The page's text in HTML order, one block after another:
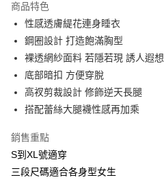
合作金庫商業銀行
華南商業銀行
上海商業儲蓄銀行
國泰世華商業銀行
臺灣中小企業銀行
匯豐（台灣）商業銀行
聯邦商業銀行
元大商業銀行
台新國際商業銀行
台灣樂天信用卡公司
超商取貨付款
LINE Pay
Apple Pay
街口支付
AFTEE先享後付
相關說明
【關於「AFTEE先享後付」】
商品特色
性感透膚緹花連身睡衣
鋼圈設計 打造飽滿胸型
裸透網紗面料 若隱若現 誘人遐想
底部暗扣 方便穿脫
高衩剪裁設計 修飾逆天長腿
搭配蕾絲大腿襪性感再加乘
銷售重點
S到XL號適穿
三段尺碼適合各身型女生